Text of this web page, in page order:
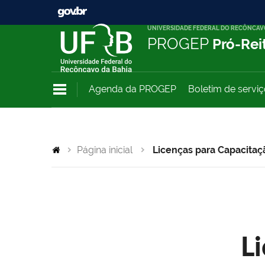
UNIVERSIDADE FEDERAL DO
PROGEP Pró-
Agenda da PROGEP Boletim de
Página inicial Licenças para